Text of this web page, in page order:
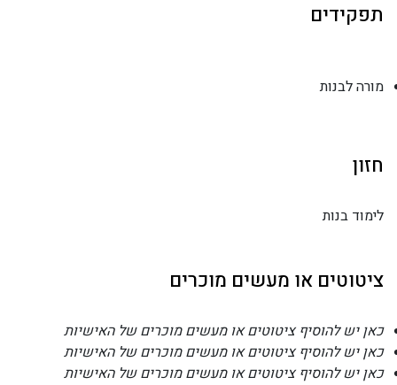
תפקידים
מורה לבנות
חזון
לימוד בנות
ציטוטים או מעשים מוכרים
כאן יש להוסיף ציטוטים או מעשים מוכרים של האישיות
כאן יש להוסיף ציטוטים או מעשים מוכרים של האישיות
כאן יש להוסיף ציטוטים או מעשים מוכרים של האישיות